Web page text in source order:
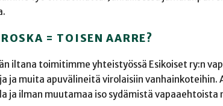
= TOISEN AARRE?
iltana toimitimme yhteistyössä Esikoiset ry:n
ja muita apuvälineitä virolaisiin
ja ilman muutamaa iso sydämistä